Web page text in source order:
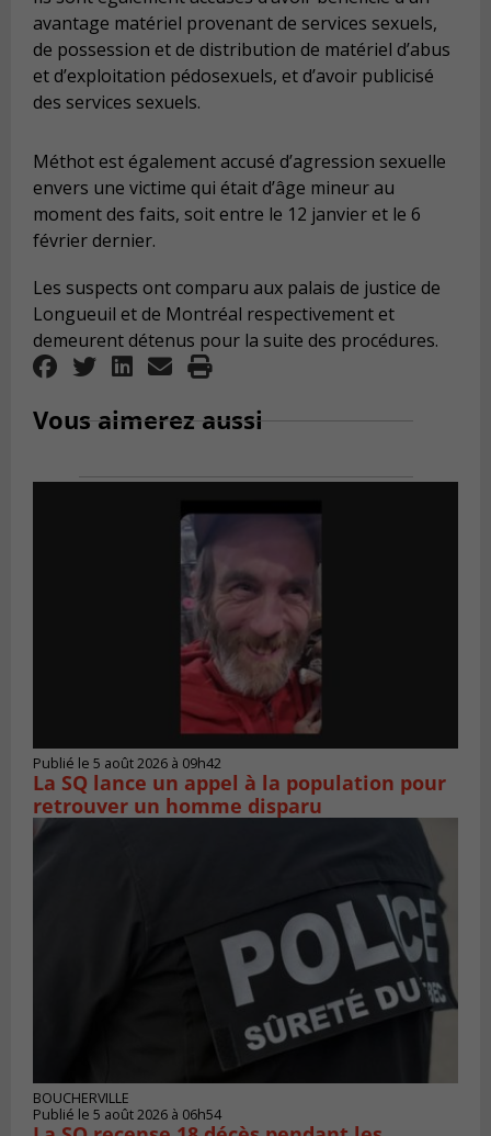
avantage matériel provenant de services sexuels,
de possession et de distribution de matériel d’abus
et d’exploitation pédosexuels, et d’avoir publicisé
des services sexuels.
Méthot est également accusé d’agression sexuelle
envers une victime qui était d’âge mineur au
moment des faits, soit entre le 12 janvier et le 6
février dernier.
Les suspects ont comparu aux palais de justice de
Longueuil et de Montréal respectivement et
demeurent détenus pour la suite des procédures.
Vous aimerez aussi
Publié le 5 août 2026 à 09h42
La SQ lance un appel à la population pour
retrouver un homme disparu
BOUCHERVILLE
Publié le 5 août 2026 à 06h54